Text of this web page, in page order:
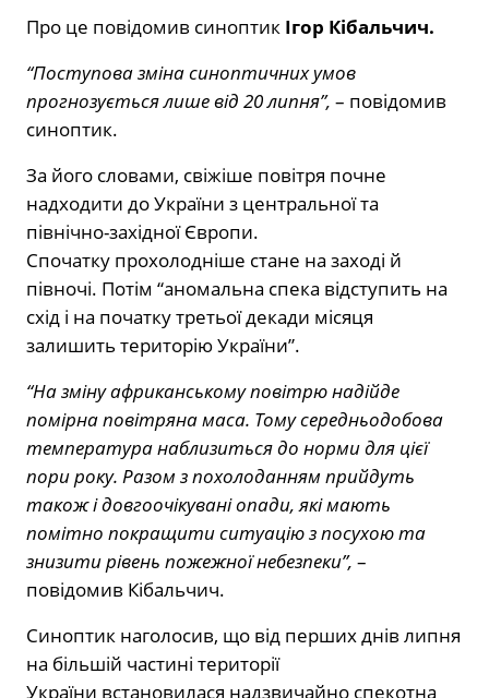
Про це повідомив синоптик Ігор Кібальчич.
“Поступова зміна синоптичних умов
прогнозується лише від 20 липня”, – повідомив
синоптик.
За його словами, свіжіше повітря почне
надходити до України з центральної та
північно-західної Європи.
Спочатку прохолодніше стане на заході й
півночі. Потім “аномальна спека відступить на
схід і на початку третьої декади місяця
залишить територію України”.
“На зміну африканському повітрю надійде
помірна повітряна маса. Тому середньодобова
температура наблизиться до норми для цієї
пори року. Разом з похолоданням прийдуть
також і довгоочікувані опади, які мають
помітно покращити ситуацію з посухою та
знизити рівень пожежної небезпеки”, –
повідомив Кібальчич.
Синоптик наголосив, що від перших днів липня
на більшій частині території
України встановилася надзвичайно спекотна